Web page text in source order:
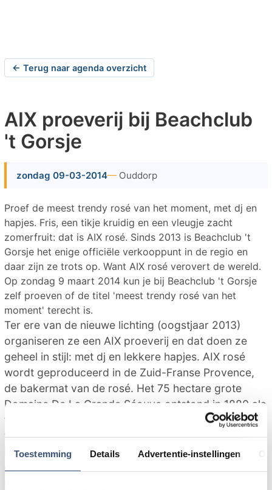
Toestemming Details Advertentie-instellingen
← Terug naar agenda overzicht
AIX proeverij bij Beachclub
't Gorsje
zondag 09-03-2014 Ouddorp
Proef de meest trendy rosé van het moment, met dj en
hapjes. Fris, een tikje kruidig en een vleugje zacht
zomerfruit: dat is AIX rosé. Sinds 2013 is Beachclub 't
Gorsje het enige officiële verkooppunt in de regio en
daar zijn ze trots op. Want AIX rosé verovert de wereld.
Op zondag 9 maart 2014 kun je bij Beachclub 't Gorsje
zelf proeven of de titel 'meest trendy rosé van het
moment' terecht is.
Ter ere van de nieuwe lichting (oogstjaar 2013)
organiseren ze een AIX proeverij en dat doen ze
geheel in stijl: met dj en lekkere hapjes. AIX rosé
wordt geproduceerd in de Zuid-Franse Provence,
de bakermat van de rosé. Het 75 hectare grote
Domaine De La Grande Séouve ontstond in 1880 als
truffelgaard en werd rond 1900 omgebouwd tot
wijngaard. Sinds de Nederlander Eric Kurver er aan
het roer staat wordt er volgens de meest